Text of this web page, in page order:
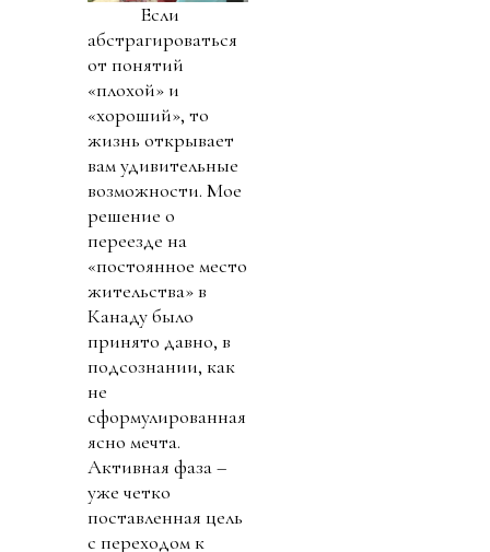
Если
абстрагироваться
от понятий
«плохой» и
«хороший», то
жизнь открывает
вам удивительные
возможности. Мое
решение о
переезде на
«постоянное место
жительства» в
Канаду было
принято давно, в
подсознании, как
не
сформулированная
ясно мечта.
Активная фаза –
уже четко
поставленная цель
с переходом к